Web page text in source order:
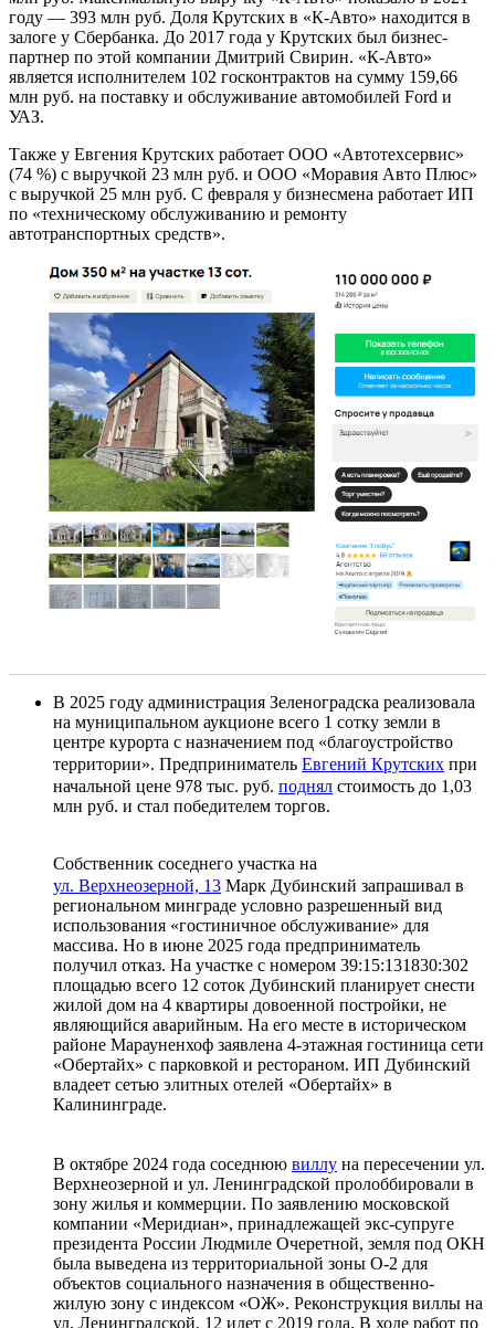
году — 393 млн руб. Доля Крутских в «К-Авто» находится в
залоге у Сбербанка. До 2017 года у Крутских был бизнес-
партнер по этой компании Дмитрий Свирин. «К-Авто»
является исполнителем 102 госконтрактов на сумму 159,66
млн руб. на поставку и обслуживание автомобилей Ford и
УАЗ.
Также у Евгения Крутских работает ООО «Автотехсервис»
(74 %) с выручкой 23 млн руб. и ООО «Моравия Авто Плюс»
с выручкой 25 млн руб. С февраля у бизнесмена работает ИП
по «техническому обслуживанию и ремонту
автотранспортных средств».
В 2025 году администрация Зеленоградска реализовала
на муниципальном аукционе всего 1 сотку земли в
центре курорта с назначением под «благоустройство
территории». Предприниматель Евгений Крутских при
начальной цене 978 тыс. руб. поднял стоимость до 1,03
млн руб. и стал победителем торгов.
Собственник соседнего участка на
ул. Верхнеозерной, 13 Марк Дубинский запрашивал в
региональном минграде условно разрешенный вид
использования «гостиничное обслуживание» для
массива. Но в июне 2025 года предприниматель
получил отказ. На участке с номером 39:15:131830:302
площадью всего 12 соток Дубинский планирует снести
жилой дом на 4 квартиры довоенной постройки, не
являющийся аварийным. На его месте в историческом
районе Марауненхоф заявлена 4-этажная гостиница сети
«Обертайх» с парковкой и рестораном. ИП Дубинский
владеет сетью элитных отелей «Обертайх» в
Калининграде.
В октябре 2024 года соседнюю виллу на пересечении ул.
Верхнеозерной и ул. Ленинградской пролоббировали в
зону жилья и коммерции. По заявлению московской
компании «Меридиан», принадлежащей экс-супруге
президента России Людмиле Очеретной, земля под ОКН
была выведена из территориальной зоны О-2 для
объектов социального назначения в общественно-
жилую зону с индексом «ОЖ». Реконструкция виллы на
ул. Ленинградской, 12 идет с 2019 года. В ходе работ по